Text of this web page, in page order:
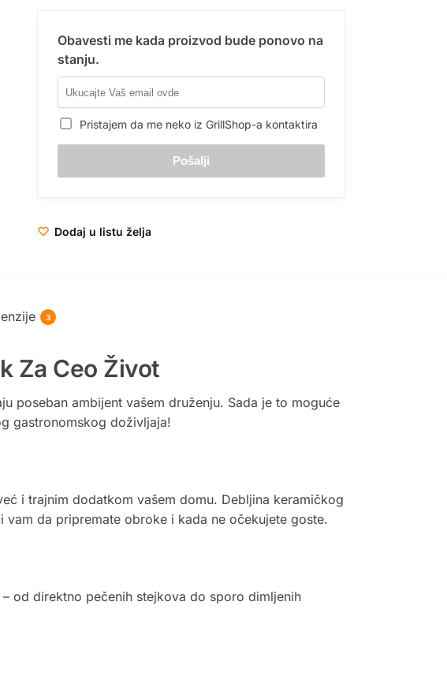
Obavesti me kada proizvod bude ponovo na
stanju.
Pristajem da me neko iz GrillShop-a kontaktira
Dodaj u listu želja
3
Za Ceo Život
poseban ambijent vašem druženju. Sada je to moguće
gastronomskog doživljaja!
i trajnim dodatkom vašem domu. Debljina keramičkog
da pripremate obroke i kada ne očekujete goste.
od direktno pečenih stejkova do sporo dimljenih